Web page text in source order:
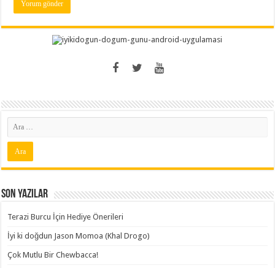
Son Yazılar
Terazi Burcu İçin Hediye Önerileri
İyi ki doğdun Jason Momoa (Khal Drogo)
Çok Mutlu Bir Chewbacca!